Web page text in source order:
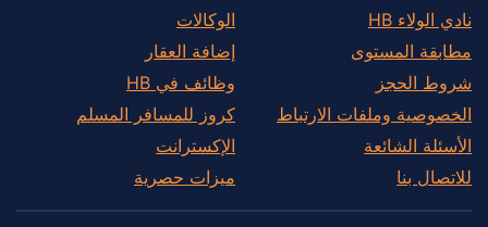
نادي الولاء HB
مطابقة المستوى
شروط الحجز
الخصوصية وملفات الارتباط
الأسئلة الشائعة
للاتصال بنا
الوكالات
إضافة العقار
وظائف في HB
كروز للمسافر المسلم
الإكسترانت
ميزات حصرية